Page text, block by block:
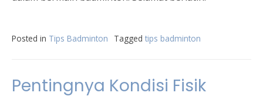
Posted in Tips Badminton Tagged tips badminton
Pentingnya Kondisi Fisik